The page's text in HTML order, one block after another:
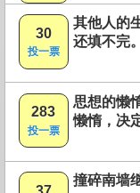
30
投一票
其他人的
还填不完。
283
投一票
思想的懒
懒惰，决
撞碎南墙